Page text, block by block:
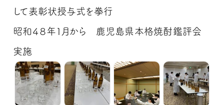
して表彰状授与式を拳行
昭和４８年１月から 鹿児島県本格焼酎鑑評会
実施